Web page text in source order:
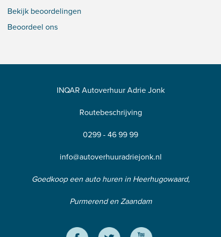
Bekijk beoordelingen
Beoordeel ons
INQAR Autoverhuur Adrie Jonk
Routebeschrijving
0299 - 46 99 99
info@autoverhuuradriejonk.nl
Goedkoop een auto huren in Heerhugowaard,
Purmerend en Zaandam